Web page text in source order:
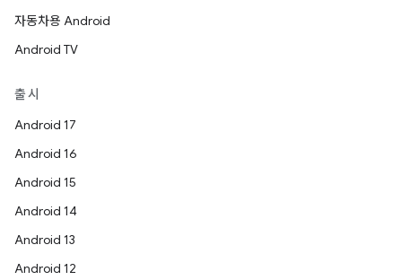
자동차용 Android
Android TV
출시
Android 17
Android 16
Android 15
Android 14
Android 13
Android 12